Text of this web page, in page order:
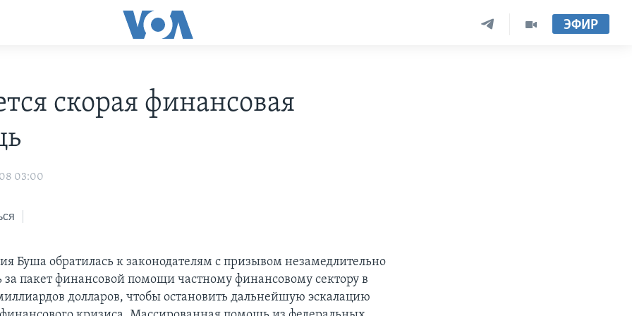
ЭФИР
скорая финансовая
03:00
Буша обратилась к законодателям с призывом незамедлительно
за пакет финансовой помощи частному финансовому сектору в
долларов, чтобы остановить дальнейшую эскалацию